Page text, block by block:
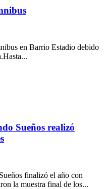
en Barrio Estadio debido
Sueños realizó
finalizó el año con
la muestra final de los...